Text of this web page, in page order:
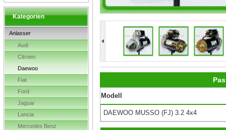
Kategorien
Anlasser
Audi
Citroen
Daewoo
Fiat
Ford
Jaguar
Lancia
Mercedes Benz
Modell
DAEWOO MUSSO (FJ) 3.2 4x4